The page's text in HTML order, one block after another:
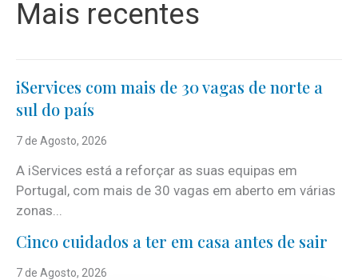
Mais recentes
iServices com mais de 30 vagas de norte a
sul do país
7 de Agosto, 2026
A iServices está a reforçar as suas equipas em
Portugal, com mais de 30 vagas em aberto em várias
zonas...
Cinco cuidados a ter em casa antes de sair
7 de Agosto, 2026